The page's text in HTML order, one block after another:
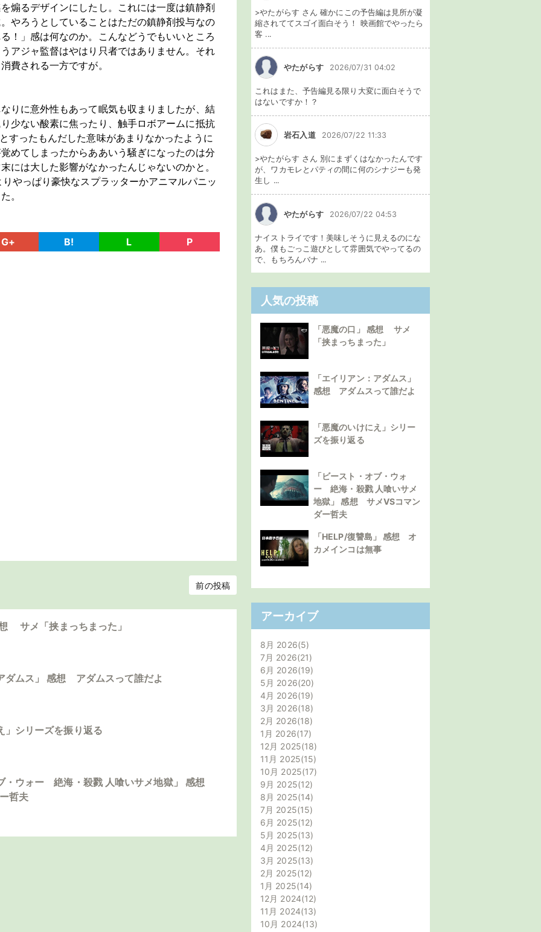
煽るデザインにしたし。これには一度は鎮静剤
やろうとしていることはただの鎮静剤投与なの
！」感は何なのか。こんなどうでもいいところ
アジャ監督はやはり只者ではありません。それ
費される一方ですが。
りに意外性もあって眠気も収まりましたが、結
少ない酸素に焦ったり、触手ロボアームに抵抗
すったもんだした意味があまりなかったように
めてしまったからああいう騒ぎになったのは分
には大した影響がなかったんじゃないのかと。
やっぱり豪快なスプラッターかアニマルパニッ
。
G+ B! L P
前の投稿
サメ「挟まっちまった」
ダムス」 感想 アダムスって誰だよ
」シリーズを振り返る
・ウォー 絶海・殺戮 人喰いサメ地獄」 感想
哲夫
>やたがらす さん 確かにこの予告編は見所が凝
縮されててスゴイ面白そう！ 映画館でやったら
客 ...
やたがらす 2026/07/31 04:02
これはまた、予告編見る限り大変に面白そうで
はないですか！？
岩石入道 2026/07/22 11:33
>やたがらす さん 別にまずくはなかったんです
が、ワカモレとパティの間に何のシナジーも発
生し ...
やたがらす 2026/07/22 04:53
ナイストライです！美味しそうに見えるのにな
あ。僕もごっこ遊びとして雰囲気でやってるの
で、もちろんバナ ...
人気の投稿
「悪魔の口」 感想 サメ
「挟まっちまった」
「エイリアン：アダムス」
感想 アダムスって誰だよ
「悪魔のいけにえ」シリー
ズを振り返る
「ビースト・オブ・ウォ
ー 絶海・殺戮 人喰いサメ
地獄」 感想 サメVSコマン
ダー哲夫
「HELP/復讐島」 感想 オ
カメインコは無事
アーカイブ
8月 2026 5
7月 2026 21
6月 2026 19
5月 2026 20
4月 2026 19
3月 2026 18
2月 2026 18
1月 2026 17
12月 2025 18
11月 2025 15
10月 2025 17
9月 2025 12
8月 2025 14
7月 2025 15
6月 2025 12
5月 2025 13
4月 2025 12
3月 2025 13
2月 2025 12
1月 2025 14
12月 2024 12
11月 2024 13
10月 2024 13